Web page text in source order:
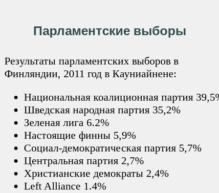
Парламентские выборы
Результаты парламентских выборов в
Финляндии, 2011 год в Кауниайнене:
Национальная коалиционная партия
Шведская народная партия 35,2%
Зеленая лига 6.2%
Настоящие финны 5,9%
Социал-демократическая партия 5,7%
Центральная партия 2,7%
Христианские демократы 2,4%
Left Alliance 1.4%